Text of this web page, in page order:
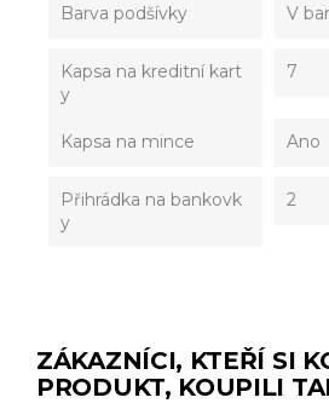
Barva podšívky V
Kapsa na kreditní kart
y
7
Kapsa na mince Ano
Přihrádka na bankovk
y
2
ZÁKAZNÍCI, KTEŘÍ SI
PRODUKT, KOUPILI